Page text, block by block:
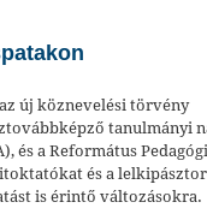
új köznevelési törvény
tanulmányi
és a Református
és a
is érintő változásokra.